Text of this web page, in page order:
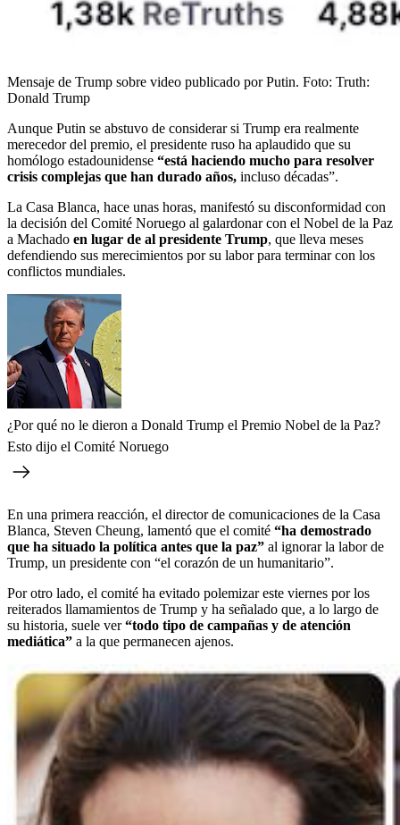
Mensaje de Trump sobre video publicado por Putin. Foto: Truth:
Donald Trump
Aunque Putin se abstuvo de considerar si Trump era realmente
merecedor del premio, el presidente ruso ha aplaudido que su
homólogo estadounidense “está haciendo mucho para resolver
crisis complejas que han durado años, incluso décadas”.
La Casa Blanca, hace unas horas, manifestó su disconformidad con
la decisión del Comité Noruego al galardonar con el Nobel de la Paz
a Machado en lugar de al presidente Trump, que lleva meses
defendiendo sus merecimientos por su labor para terminar con los
conflictos mundiales.
¿Por qué no le dieron a Donald Trump el Premio Nobel de la Paz?
Esto dijo el Comité Noruego
En una primera reacción, el director de comunicaciones de la Casa
Blanca, Steven Cheung, lamentó que el comité “ha demostrado
que ha situado la política antes que la paz” al ignorar la labor de
Trump, un presidente con “el corazón de un humanitario”.
Por otro lado, el comité ha evitado polemizar este viernes por los
reiterados llamamientos de Trump y ha señalado que, a lo largo de
su historia, suele ver“todo tipo de campañas y de atención
mediática” a la que permanecen ajenos.